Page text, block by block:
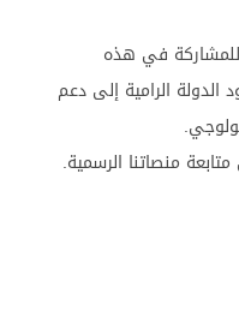
للمشاركة في هذه
الدولة الرامية إلى دعم
منصاتنا الرسمية.